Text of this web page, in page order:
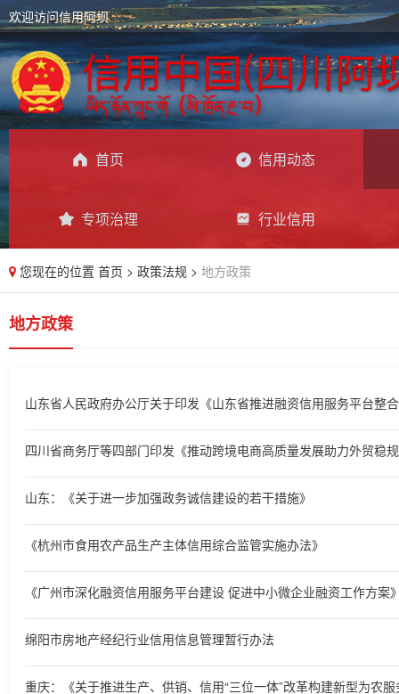
欢迎访问信用阿坝
首页 信用动态
专项治理 行业信用
您现在的位置 首页 > 政策法规 > 地方政策
地方政策
山东：《关于进一步加强政务诚信建设的若干措施》
《杭州市食用农产品生产主体信用综合监管实施办法》
《广州市深化融资信用服务平台建设 促进中小微企业融资工作方案
绵阳市房地产经纪行业信用信息管理暂行办法